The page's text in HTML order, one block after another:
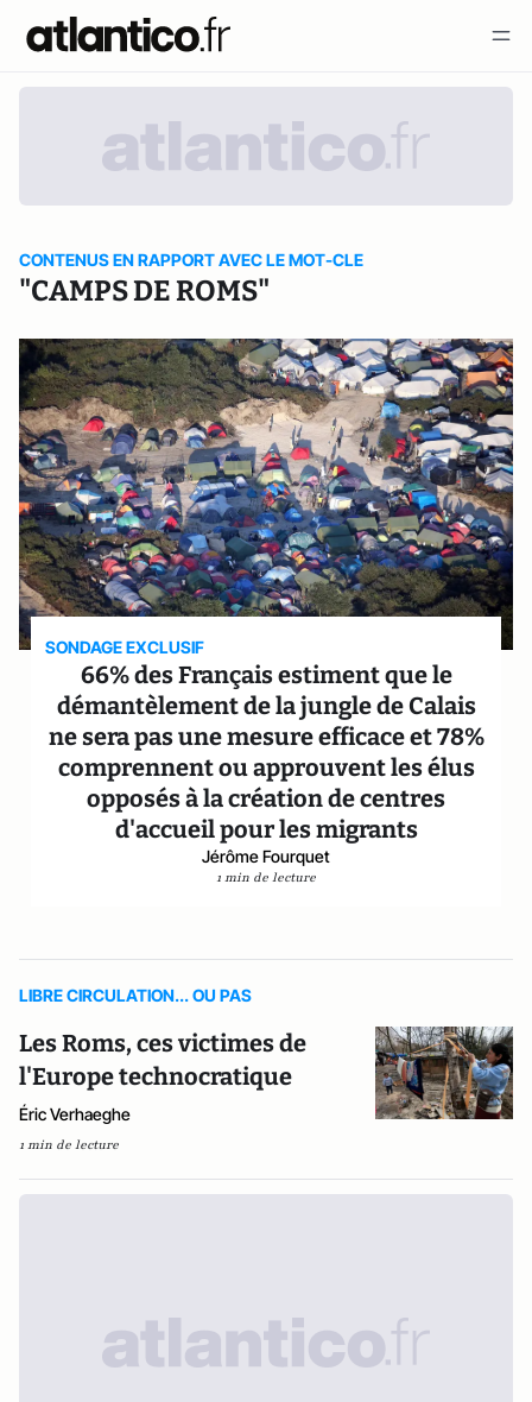
CONTENUS EN RAPPORT AVEC LE MOT-CLE
"CAMPS DE ROMS"
SONDAGE EXCLUSIF
66% des Français estiment que le
démantèlement de la jungle de Calais
ne sera pas une mesure efficace et 78%
comprennent ou approuvent les élus
opposés à la création de centres
d'accueil pour les migrants
Jérôme Fourquet
1 min de lecture
LIBRE CIRCULATION... OU PAS
Les Roms, ces victimes de
l'Europe technocratique
Éric Verhaeghe
1 min de lecture